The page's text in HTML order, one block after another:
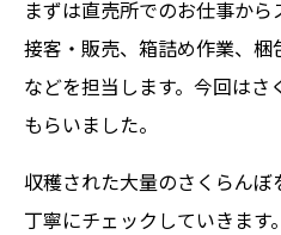
まずは直売所でのお仕事か
接客・販売、箱詰め作業、
などを担当します。今回はさ
もらいました。
収穫された大量のさくらん
丁寧にチェックしていきます。